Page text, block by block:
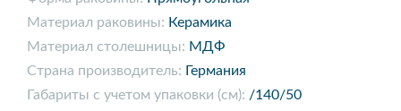
Материал раковины: Керамика
Материал столешницы: МДФ
Страна производитель: Германия
Габариты с учетом упаковки (см): /140/50